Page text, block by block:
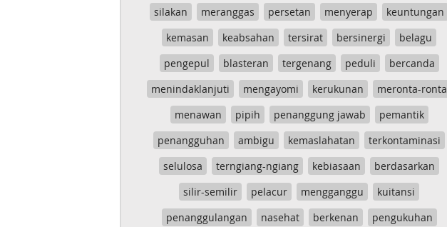
silakan
meranggas persetan menyerap
keuntungan
kemasan
keabsahan tersirat bersinergi
belagu
pengepul
blasteran tergenang peduli
bercanda
menindaklanjuti
mengayomi kerukunan
meronta-ronta
menawan
pipih penanggung jawab
pemantik
penangguhan
ambigu kemaslahatan
terkontaminasi
selulosa
terngiang-ngiang kebiasaan
berdasarkan
silir-semilir
pelacur mengganggu
kuitansi
penanggulangan
nasehat berkenan
pengukuhan